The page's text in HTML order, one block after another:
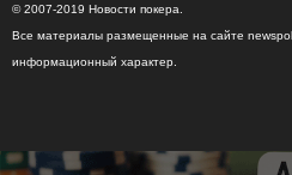
© 2007-2019 Новости покера.
Все материалы размещенные на сайте
информационный характер.